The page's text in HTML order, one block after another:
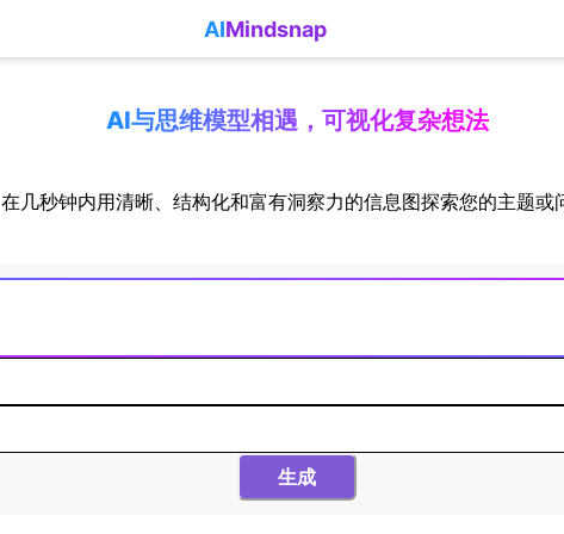
AIMindsnap
AI与思维模型相遇，可视化复杂想法
在几秒钟内用清晰、结构化和富有洞察力的信息图探索您的主题或
生成